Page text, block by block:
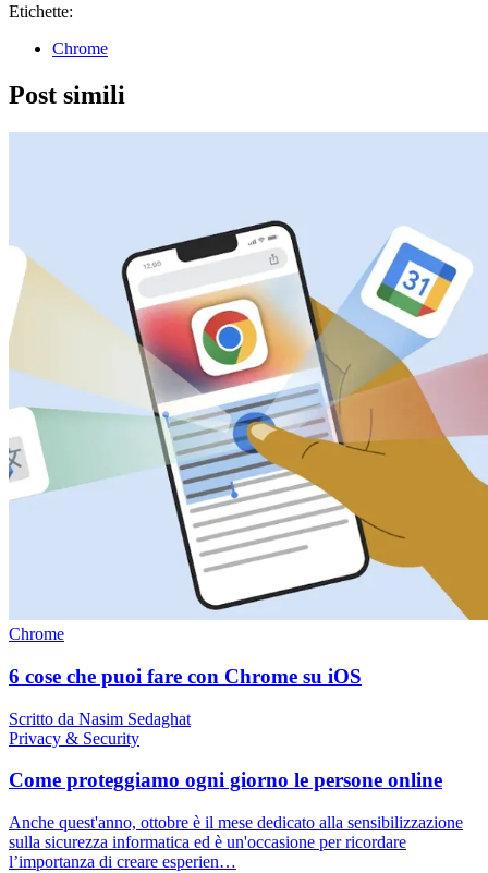
Etichette:
Chrome
Post simili
Chrome
6 cose che puoi fare con Chrome su iOS
Scritto da Nasim Sedaghat
Privacy & Security
Come proteggiamo ogni giorno le persone online
Anche quest'anno, ottobre è il mese dedicato alla sensibilizzazione
sulla sicurezza informatica ed è un'occasione per ricordare
l’importanza di creare esperien…